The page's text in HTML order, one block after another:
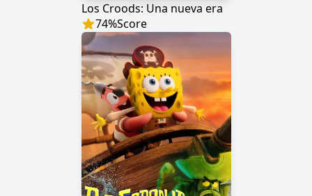
Los Croods: Una nueva era
74%Score